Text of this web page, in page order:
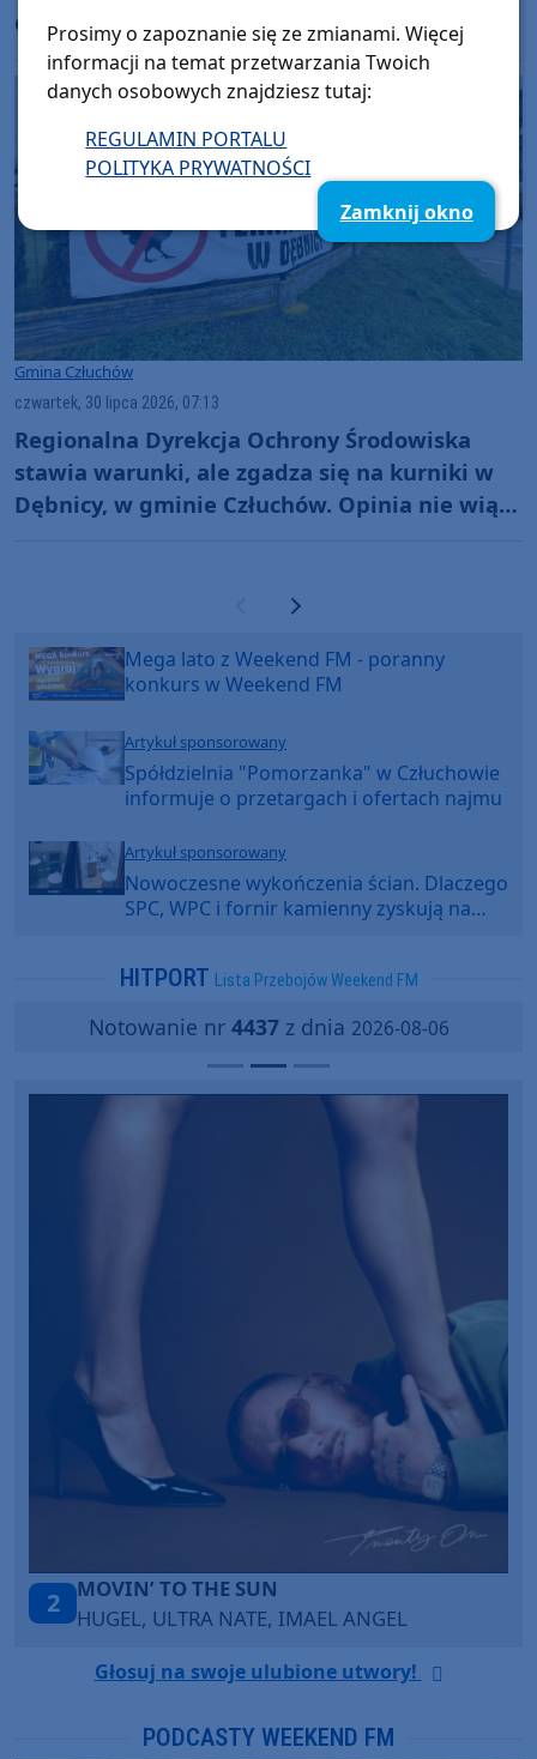
Czarnego powołał do tego specjalny zespół
Gmina Człuchów
czwartek, 30 lipca 2026, 07:13
Regionalna Dyrekcja Ochrony Środowiska
stawia warunki, ale zgadza się na kurniki w
Dębnicy, w gminie Człuchów. Opinia nie wiąże
Poprzednia strona
Następna strona
Mega lato z Weekend FM - poranny
konkurs w Weekend FM
Artykuł sponsorowany
Spółdzielnia "Pomorzanka" w Człuchowie
informuje o przetargach i ofertach najmu
Artykuł sponsorowany
Nowoczesne wykończenia ścian. Dlaczego
SPC, WPC i fornir kamienny zyskują na
HITPORT Lista Przebojów Weekend FM
Notowanie nr 4437z dnia 2026-08-06
2
MOVIN’ TO THE SUN
HUGEL, ULTRA NATE, IMAEL ANGEL
Głosuj na swoje ulubione utwory!
PODCASTY WEEKEND FM
Prosimy o zapoznanie się ze zmianami. Więcej
informacji na temat przetwarzania Twoich
danych osobowych znajdziesz tutaj:
REGULAMIN PORTALU
POLITYKA PRYWATNOŚCI
Zamknij okno